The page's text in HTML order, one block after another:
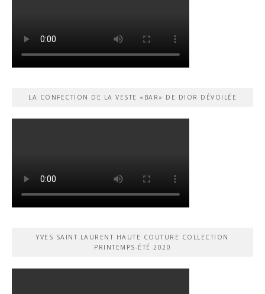
LA CONFECTION DE LA VESTE «BAR» DE DIOR DÉVOILÉE
YVES SAINT LAURENT HAUTE COUTURE COLLECTION
PRINTEMPS-ÉTÉ 2020